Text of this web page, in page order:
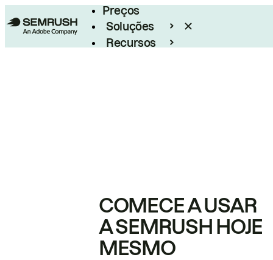
Preços
Soluções
Recursos
COMECE A USAR
A SEMRUSH HOJE
MESMO